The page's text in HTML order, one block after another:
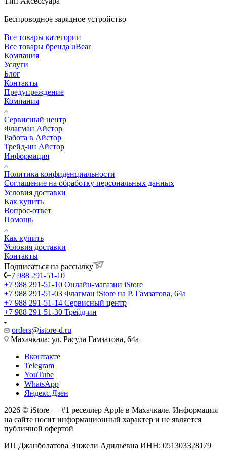
—
Беспроводное зарядное устройство
Все товары категории
Все товары бренда uBear
Компания
Услуги
Блог
Контакты
Предупреждение
Компания
Сервисный центр
Флагман Айстор
Работа в Айстор
Трейд-ин Айстор
Информация
Политика конфиденциальности
Соглашение на обработку персональных данных
Условия доставки
Как купить
Вопрос-ответ
Помощь
Как купить
Условия доставки
Контакты
Подписаться на рассылку
+7 988 291-51-10
+7 988 291-51-10 Онлайн-магазин iStore
+7 988 291-51-03 Флагман iStore на Р. Гамзатова, 64а
+7 988 291-51-14 Сервисный центр
+7 988 291-51-30 Трейд-ин
orders@istore-d.ru
Махачкала: ул. Расула Гамзатова, 64а
Вконтакте
Telegram
YouTube
WhatsApp
Яндекс.Дзен
2026 © iStore — #1 реселлер Apple в Махачкале. Информация
на сайте носит информационный характер и не является
публичной офертой
ИП Джанболатова Энжели Адильевна ИНН: 051303328179